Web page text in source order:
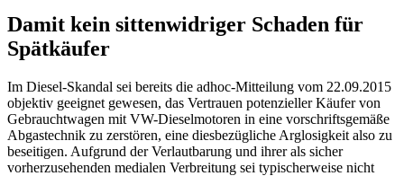
Damit kein sittenwidriger Schaden für
Spätkäufer
Im Diesel-Skandal sei bereits die adhoc-Mitteilung vom 22.09.2015
objektiv geeignet gewesen, das Vertrauen potenzieller Käufer von
Gebrauchtwagen mit VW-Dieselmotoren in eine vorschriftsgemäße
Abgastechnik zu zerstören, eine diesbezügliche Arglosigkeit also zu
beseitigen. Aufgrund der Verlautbarung und ihrer als sicher
vorherzusehenden medialen Verbreitung sei typischerweise nicht